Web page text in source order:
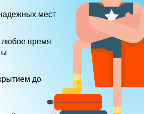
мест
время
до